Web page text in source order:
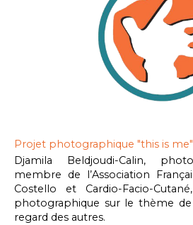
Projet photographique "this is me"
Djamila Beldjoudi-Calin,
membre de l’Association
Costello et Cardio-Facio-
photographique sur le thème
regard des autres.